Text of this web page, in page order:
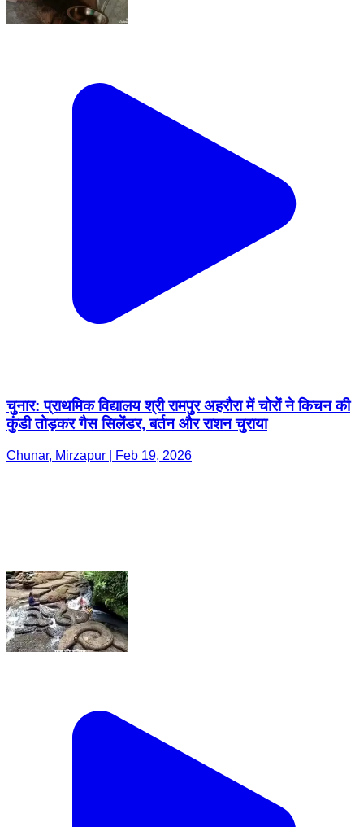
चुनार: प्राथमिक विद्यालय श्री रामपुर अहरौरा में चोरों ने किचन की
कुंडी तोड़कर गैस सिलेंडर, बर्तन और राशन चुराया
Chunar, Mirzapur | Feb 19, 2026